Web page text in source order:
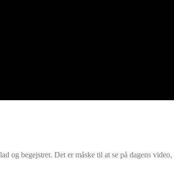
og begejstret. Det er måske til at se på dagens